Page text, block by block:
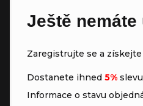
Ještě nemáte
Zaregistrujte se a
Dostanete ihned 5%
Informace o stavu